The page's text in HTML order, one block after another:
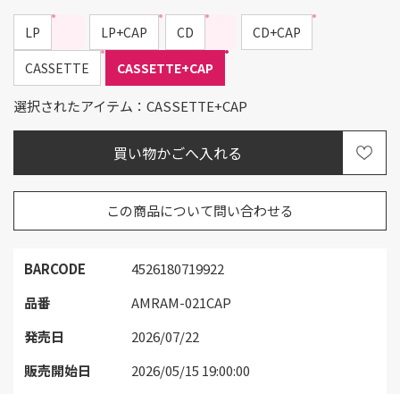
BARCODE
4526180719922
品番
AMRAM-021CAP
発売日
2026/07/22
販売開始日
2026/05/15 19:00:00
LP LP+CAP CD
CD+CAP
CASSETTE
CASSETTE+CAP
選択されたアイテム：CASSETTE+CAP
この商品について問い合わせる